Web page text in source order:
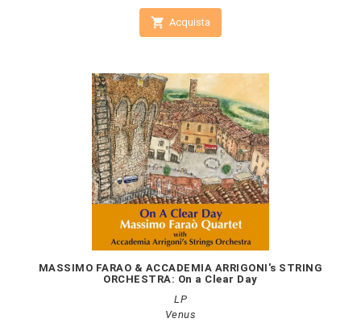
 Acquista
MASSIMO FARAO & ACCADEMIA ARRIGONI's STRING
ORCHESTRA: On a Clear Day
LP
Venus